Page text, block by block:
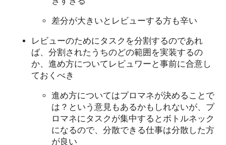
差分が大きいとレビューする方も辛い
レビューのためにタスクを分割するのであれ
ば、分割されたうちのどの範囲を実装するの
か、進め方についてレビュワーと事前に合意し
ておくべき
進め方についてはプロマネが決めることで
は？という意見もあるかもしれないが、プ
ロマネにタスクが集中するとボトルネック
になるので、分散できる仕事は分散した方
が良い